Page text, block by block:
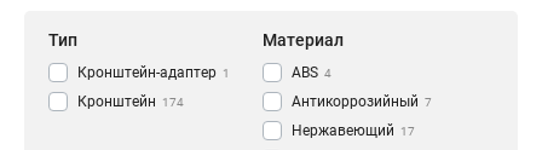
Тип
Кронштейн-адаптер 1
Кронштейн 174
Материал
АВS 4
Антикоррозийный 7
Нержавеющий 17